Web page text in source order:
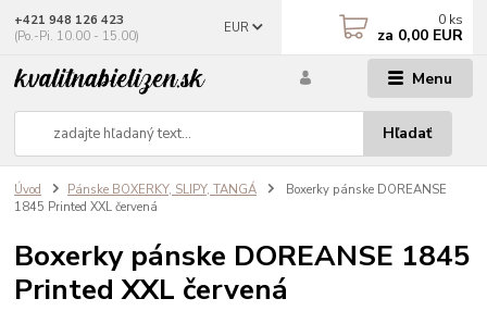
Menu
EUR
Hľadať
+421 948 126 423
(Po.-Pi. 10.00 - 15.00)
0 ks
za 0,00 EUR
Úvod Pánske BOXERKY, SLIPY, TANGÁ
Boxerky pánske DOREANSE
1845 Printed XXL červená
Boxerky pánske DOREANSE 1845
Printed XXL červená